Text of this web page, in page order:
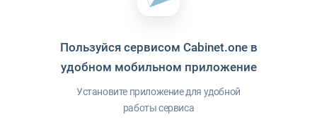
Политика конфиденциальности Условия использования
Приложение© ООО "Межрегиональный Информационный центр"
Пользуйся сервисом Cabinet.one в
удобном мобильном приложение
Установите приложение для удобной
работы сервиса